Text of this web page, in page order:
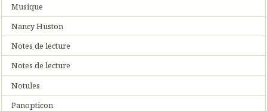
Musique
Nancy Huston
Notes de lecture
Notes de lecture
Notules
Panopticon